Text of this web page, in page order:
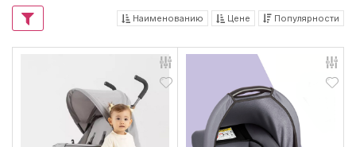
Наименованию Цене Популярности